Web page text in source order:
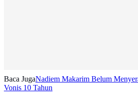
Baca JugaNadiem Makarim Belum
Vonis 10 Tahun